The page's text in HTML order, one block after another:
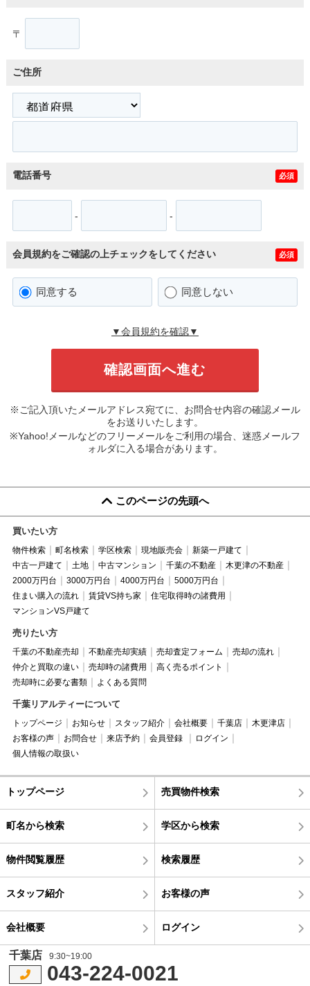
〒
ご住所
電話番号 必須
- -
会員規約をご確認の上チェックをしてください 必須
同意する 同意しない
▼会員規約を確認▼
※ご記入頂いたメールアドレス宛てに、お問合せ内容の確認メール
をお送りいたします。
※Yahoo!メールなどのフリーメールをご利用の場合、迷惑メールフ
ォルダに入る場合があります。
このページの先頭へ
買いたい方
物件検索 町名検索 学区検索 現地販売会
新築一戸建て
中古一戸建て
土地 中古マンション 千葉の不動産
木更津の不動産
2000万円台
3000万円台 4000万円台
5000万円台
住まい購入の流れ
賃貸VS持ち家
住宅取得時の諸費用
マンションVS戸建て
売りたい方
千葉の不動産売却 不動産売却実績 売却査定フォーム
売却の流れ
仲介と買取の違い
売却時の諸費用
高く売るポイント
売却時に必要な書類
よくある質問
千葉リアルティーについて
トップページ お知らせ スタッフ紹介 会社概要 千葉店
木更津店
お客様の声
お問合せ 来店予約 会員登録
ログイン
個人情報の取扱い
トップページ 売買物件検索
町名から検索 学区から検索
物件閲覧履歴 検索履歴
スタッフ紹介 お客様の声
会社概要 ログイン
千葉店 9:30~19:00
043-224-0021